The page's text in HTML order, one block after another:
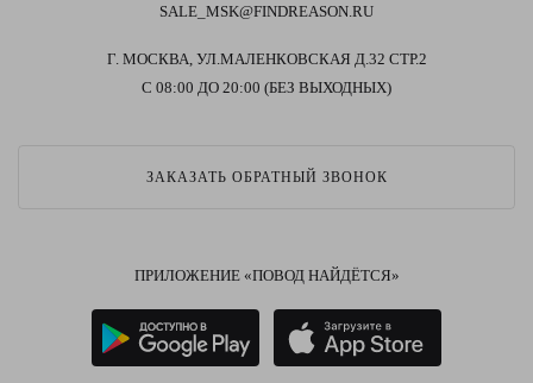
SALE_MSK@FINDREASON.RU
Г. МОСКВА, УЛ.МАЛЕНКОВСКАЯ Д.32 СТР.2
С 08:00 ДО 20:00 (БЕЗ ВЫХОДНЫХ)
ЗАКАЗАТЬ ОБРАТНЫЙ ЗВОНОК
ПРИЛОЖЕНИЕ «ПОВОД НАЙДЁТСЯ»